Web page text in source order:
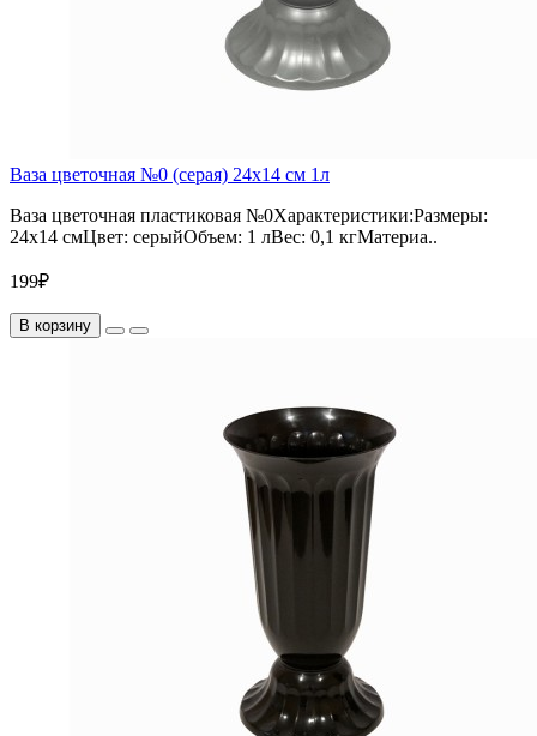
Ваза цветочная №0 (серая) 24х14 см 1л
Ваза цветочная пластиковая №0Характеристики:Размеры:
24х14 смЦвет: серыйОбъем: 1 лВес: 0,1 кгМатериа..
199₽
В корзину